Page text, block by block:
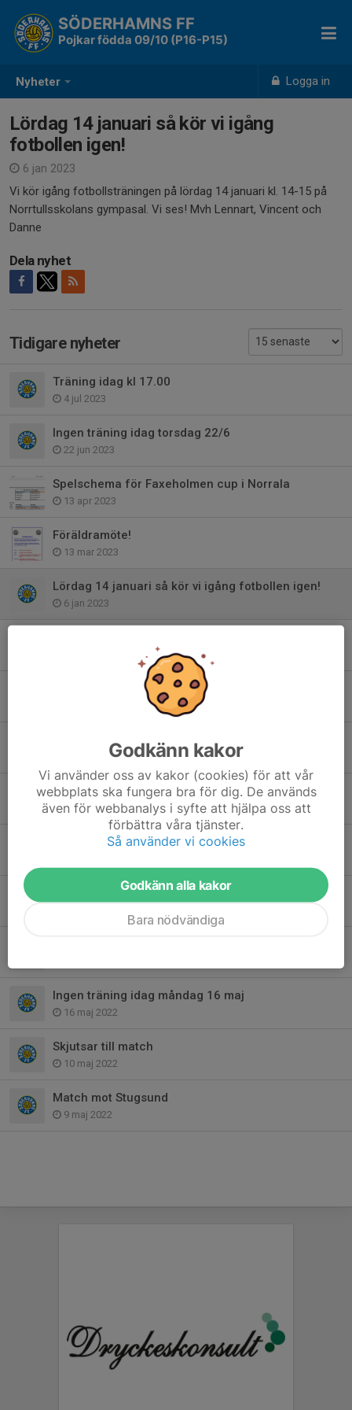
Nyheter Logga in
SÖDERHAMNS FF
Pojkar födda 09/10 (P16-P15)
Lördag 14 januari så kör vi igång
fotbollen igen!
6 jan 2023
Vi kör igång fotbollsträningen på lördag 14 januari kl. 14-15 på
Norrtullsskolans gympasal. Vi ses! Mvh Lennart, Vincent och
Danne
Dela nyhet
Tidigare nyheter
Träning idag kl 17.00
4 jul 2023
Ingen träning idag torsdag 22/6
22 jun 2023
Spelschema för Faxeholmen cup i Norrala
13 apr 2023
Föräldramöte!
13 mar 2023
Lördag 14 januari så kör vi igång fotbollen igen!
6 jan 2023
Fotografering på söndag 4 september
Matcher på söndag 7/8
4 aug 2022
Newbody
4 aug 2022
Träning onsdag 3/8
Träning imorron 6/6 kl. 14.00 på Badvallen
Ingen träning idag måndag 16 maj
16 maj 2022
Skjutsar till match
10 maj 2022
Match mot Stugsund
9 maj 2022
Godkänn kakor
Vi använder oss av kakor (cookies) för att vår
webbplats ska fungera bra för dig. De används
även för webbanalys i syfte att hjälpa oss att
förbättra våra tjänster.
Så använder vi cookies
Godkänn alla kakor
Bara nödvändiga